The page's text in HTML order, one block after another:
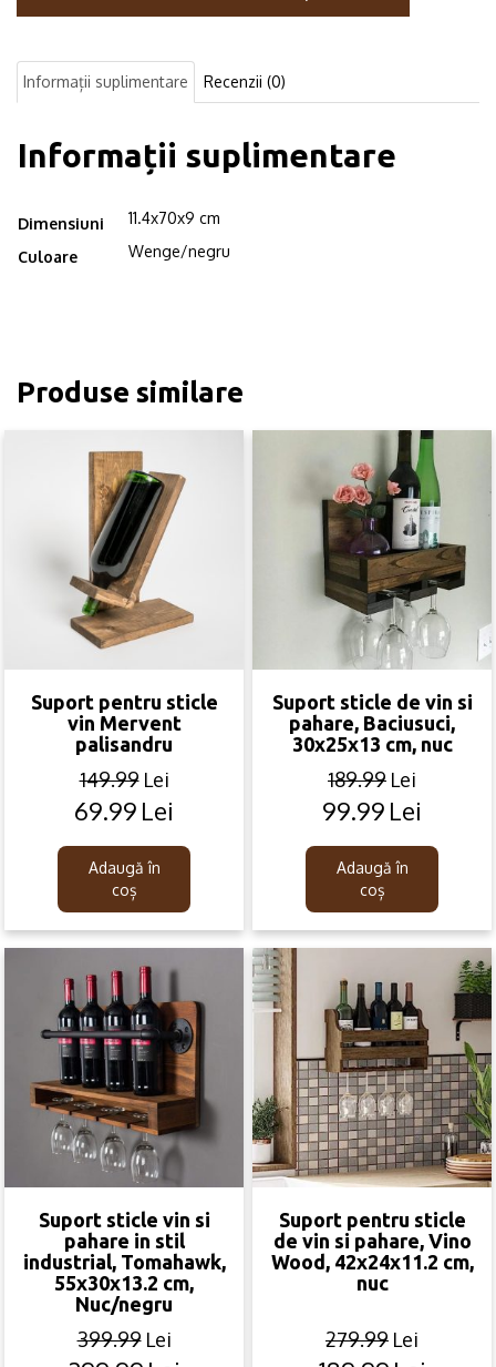
in
industrial
Avalon
Informații suplimentare Recenzii (0)
Informații suplimentare
Dimensiuni 11.4x70x9 cm
Culoare Wenge/negru
Produse similare
Suport pentru sticle
vin Mervent
palisandru
149.99 Lei
Original
was:
149.99lei.
69.99 Lei
Current
is:
69.99lei.
Adaugă în
coș
Suport sticle de vin si
pahare, Baciusuci,
30x25x13 cm, nuc
189.99 Lei
Original
was:
189.99lei.
99.99 Lei
Current
is:
99.99lei.
Adaugă în
coș
Suport sticle vin si
pahare in stil
industrial, Tomahawk,
55x30x13.2 cm,
Nuc/negru
399.99 Lei
Suport pentru sticle
de vin si pahare, Vino
Wood, 42x24x11.2 cm,
nuc
279.99 Lei